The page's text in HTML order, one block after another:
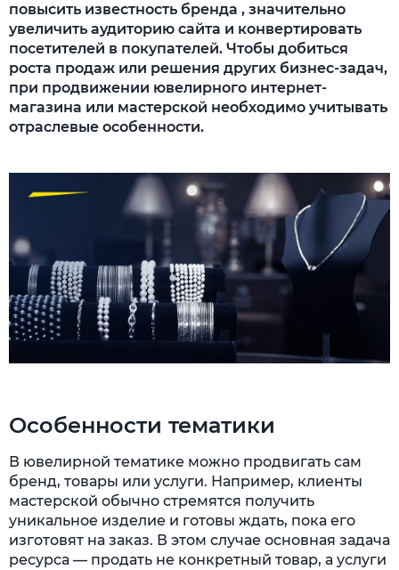
повысить известность бренда , значительно
увеличить аудиторию сайта и конвертировать
посетителей в покупателей. Чтобы добиться
роста продаж или решения других бизнес-задач,
при продвижении ювелирного интернет-
магазина или мастерской необходимо учитывать
отраслевые особенности.
Особенности тематики
В ювелирной тематике можно продвигать сам
бренд, товары или услуги. Например, клиенты
мастерской обычно стремятся получить
уникальное изделие и готовы ждать, пока его
изготовят на заказ. В этом случае основная задача
ресурса — продать не конкретный товар, а услуги